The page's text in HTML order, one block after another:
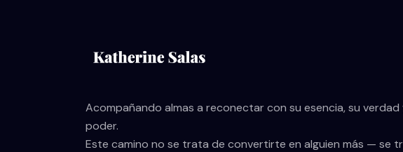
Acompañando almas a reconectar con su esencia, su verdad
poder.
Este camino no se trata de convertirte en alguien más — se